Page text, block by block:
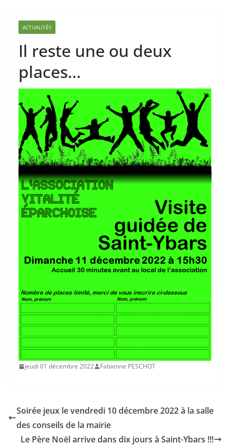
ACTUALITÉS
Il reste une ou deux
places…
jeudi 01 décembre 2022 Fabienne PESCHOT
Soirée jeux le vendredi 10 décembre 2022 à la salle
des conseils de la mairie
Le Père Noël arrive dans dix jours à Saint-Ybars !!!